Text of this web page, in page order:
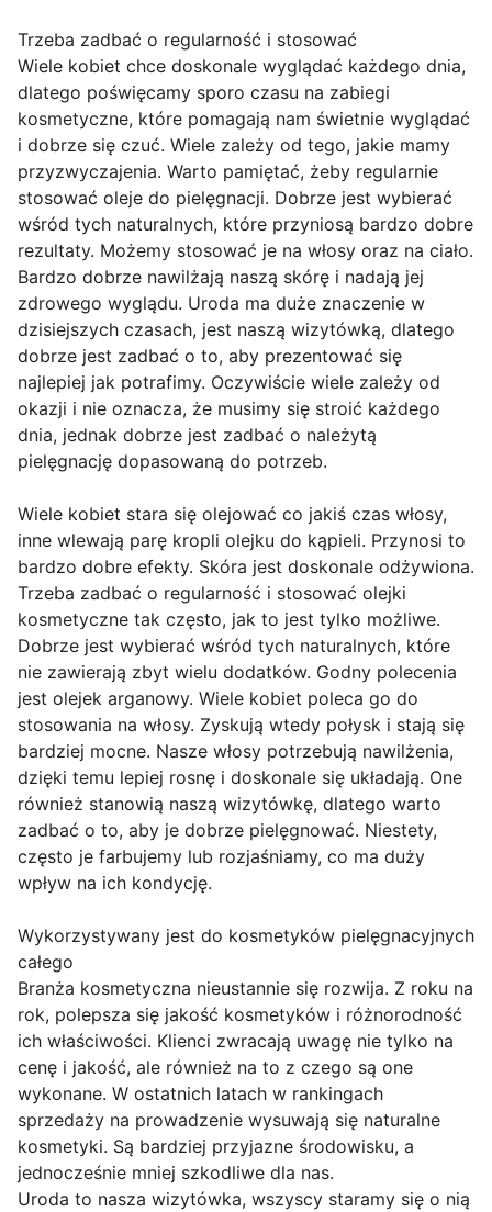
Trzeba zadbać o regularność i stosować
Wiele kobiet chce doskonale wyglądać każdego dnia,
dlatego poświęcamy sporo czasu na zabiegi
kosmetyczne, które pomagają nam świetnie wyglądać
i dobrze się czuć. Wiele zależy od tego, jakie mamy
przyzwyczajenia. Warto pamiętać, żeby regularnie
stosować oleje do pielęgnacji. Dobrze jest wybierać
wśród tych naturalnych, które przyniosą bardzo dobre
rezultaty. Możemy stosować je na włosy oraz na ciało.
Bardzo dobrze nawilżają naszą skórę i nadają jej
zdrowego wyglądu. Uroda ma duże znaczenie w
dzisiejszych czasach, jest naszą wizytówką, dlatego
dobrze jest zadbać o to, aby prezentować się
najlepiej jak potrafimy. Oczywiście wiele zależy od
okazji i nie oznacza, że musimy się stroić każdego
dnia, jednak dobrze jest zadbać o należytą
pielęgnację dopasowaną do potrzeb.
Wiele kobiet stara się olejować co jakiś czas włosy,
inne wlewają parę kropli olejku do kąpieli. Przynosi to
bardzo dobre efekty. Skóra jest doskonale odżywiona.
Trzeba zadbać o regularność i stosować olejki
kosmetyczne tak często, jak to jest tylko możliwe.
Dobrze jest wybierać wśród tych naturalnych, które
nie zawierają zbyt wielu dodatków. Godny polecenia
jest olejek arganowy. Wiele kobiet poleca go do
stosowania na włosy. Zyskują wtedy połysk i stają się
bardziej mocne. Nasze włosy potrzebują nawilżenia,
dzięki temu lepiej rosnę i doskonale się układają. One
również stanowią naszą wizytówkę, dlatego warto
zadbać o to, aby je dobrze pielęgnować. Niestety,
często je farbujemy lub rozjaśniamy, co ma duży
wpływ na ich kondycję.
Wykorzystywany jest do kosmetyków pielęgnacyjnych
całego
Branża kosmetyczna nieustannie się rozwija. Z roku na
rok, polepsza się jakość kosmetyków i różnorodność
ich właściwości. Klienci zwracają uwagę nie tylko na
cenę i jakość, ale również na to z czego są one
wykonane. W ostatnich latach w rankingach
sprzedaży na prowadzenie wysuwają się naturalne
kosmetyki. Są bardziej przyjazne środowisku, a
jednocześnie mniej szkodliwe dla nas.
Uroda to nasza wizytówka, wszyscy staramy się o nią